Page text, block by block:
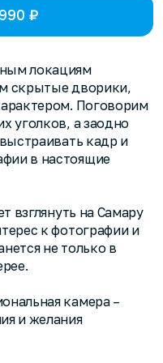
₽
локациям
скрытые дворики,
Поговорим
уголков, а заодно
кадр и
в настоящие
взглянуть на Самару
к фотографии и
не только в
камера –
и желания